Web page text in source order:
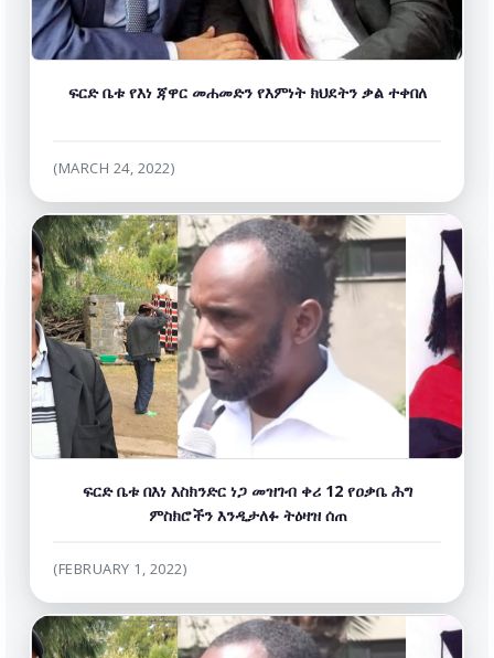
ፍርድ ቤቱ የእነ ጃዋር መሐመድን የእምነት ክህደትን ቃል ተቀበለ
(MARCH 24, 2022)
ፍርድ ቤቱ በእነ እስክንድር ነጋ መዝገብ ቀሪ 12 የዐቃቤ ሕግ
ምስክሮችን እንዲታለፉ ትዕዛዝ ሰጠ
(FEBRUARY 1, 2022)